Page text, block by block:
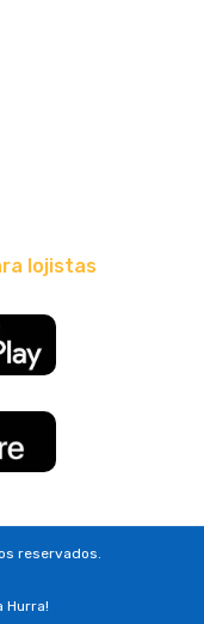
lojistas
reservados.
Hurra!